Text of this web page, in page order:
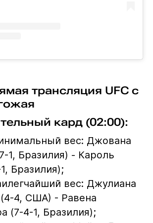
трансляция UFC с
кард (02:00):
вес: Джована
1, Бразилия) - Кароль
Бразилия);
вес: Джулиана
4, США) - Равена
(7-4-1, Бразилия);